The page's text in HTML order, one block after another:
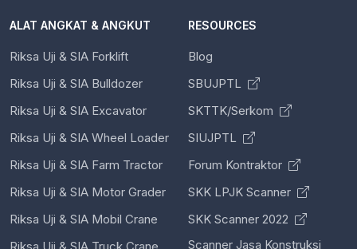
ALAT ANGKAT & ANGKUT
Riksa Uji & SIA Forklift
Riksa Uji & SIA Bulldozer
Riksa Uji & SIA Excavator
Riksa Uji & SIA Wheel Loader
Riksa Uji & SIA Farm Tractor
Riksa Uji & SIA Motor Grader
Riksa Uji & SIA Mobil Crane
RESOURCES
Blog
SBUJPTL
SKTTK/Serkom
SIUJPTL
Forum Kontraktor
SKK LPJK Scanner
SKK Scanner 2022
Scanner Jasa Konstruksi